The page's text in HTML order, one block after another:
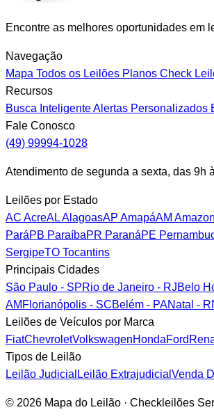
Encontre as melhores oportunidades em
Navegação
Mapa Todos os Leilões Planos Check
Recursos
Busca InteligenteAlertas Personalizados
Fale Conosco
(49) 99994-1028
Atendimento de segunda a sexta, das 9h
Leilões por Estado
AC AcreALAlagoasAP AmapáAM
ParáPB ParaíbaPR ParanáPE
SergipeTO Tocantins
Principais Cidades
São Paulo - SPRio de Janeiro - RJBelo
AM Florianópolis - SCBelém - PANatal -
Leilões de Veículos por Marca
FiatChevroletVolkswagenHondaFord
Tipos de Leilão
Leilão Judicial Leilão Extrajudicial Venda
© 2026 Mapa do Leilão · Checkleilões